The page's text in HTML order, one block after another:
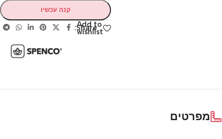
קנה עכשיו
Add to
wishlist
Share:
מפרטים